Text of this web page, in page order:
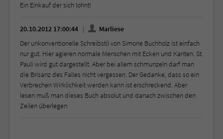
Ein Einkauf der sich lohnt!
20.10.2012 17:00:44
Marliese
Der unkonventionelle Schreibstil von Simone Buchholz ist einfach
nur gut. Hier agieren normale Menschen mit Ecken und Kanten. St.
Pauli wird gut dargestellt. Aber bei allem schmunzeln darf man
die Brisanz des Falles nicht vergessen. Der Gedanke, dass so ein
Verbrechen Wirklichkeit werden kann ist erschreckend. Aber
lesen muß man dieses Buch absolut und danach zwischen den
Zeilen überlegen